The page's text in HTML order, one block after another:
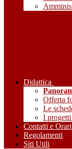
Didattica
Offerta
Le
I progetti
Contatti e Orari
Regolamenti
Siti Utili